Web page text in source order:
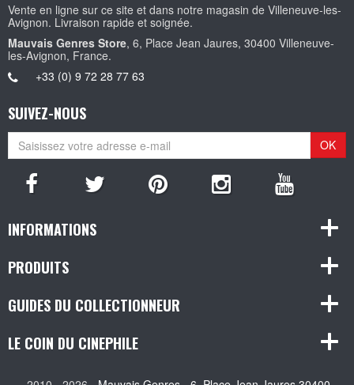
Vente en ligne sur ce site et dans notre magasin de Villeneuve-les-
Avignon. Livraison rapide et soignée.
Mauvais Genres Store, 6, Place Jean Jaures, 30400 Villeneuve-
les-Avignon, France.
+33 (0) 9 72 28 77 63
SUIVEZ-NOUS
OK
INFORMATIONS
PRODUITS
GUIDES DU COLLECTIONNEUR
LE COIN DU CINEPHILE